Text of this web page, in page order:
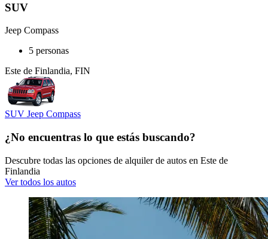
SUV
Jeep Compass
5 personas
Este de Finlandia, FIN
SUV Jeep Compass
¿No encuentras lo que estás buscando?
Descubre todas las opciones de alquiler de autos en Este de
Finlandia
Ver todos los autos